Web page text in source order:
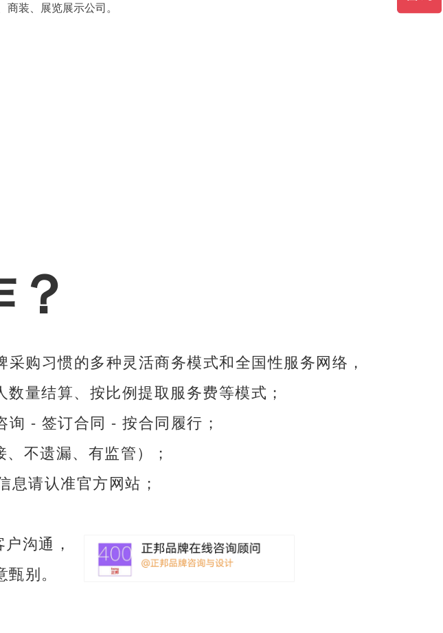
装、展览展示公司。
购习惯的多种灵活商务模式和全国性服务网络，
量结算、按比例提取服务费等模式；
- 签订合同 - 按合同履行；
、不遗漏、有监管）；
请认准官方网站；
沟通，
别。